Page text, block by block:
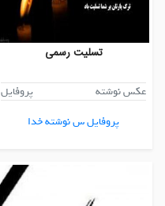
تسلیت رسمی
عکس نوشته
پروفایل
پروفایل س نوشته خدا